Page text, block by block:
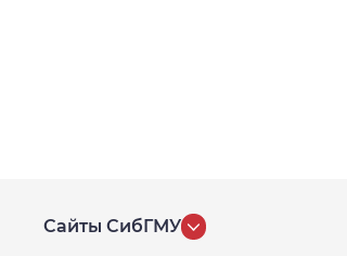
Сайты СибГМУ